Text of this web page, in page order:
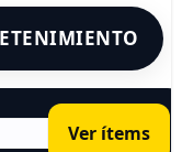
Ver ítems